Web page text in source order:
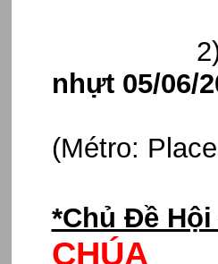
nhựt 05/06/
172
(Métro:
*Chủ Đề
CHÚA